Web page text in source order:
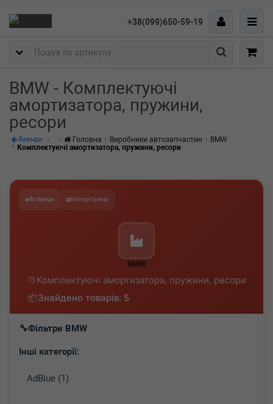
+38(099)650-59-19
Пошук
BMW - Комплектуючі
амортизатора, пружини,
ресори
Бренди Головна Виробники автозапчастин
BMW
Комплектуючі амортизатора, пружини, ресори
Всі бренди Категорії бренду
BMW
Комплектуючі амортизатора, пружини, ресори
Знайдено товарів: 5
Фільтри BMW
Інші категорії:
AdBlue (1)